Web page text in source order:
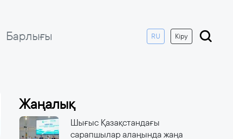
Барлығы RU Кіру
Жаңалық
Шығыс Қазақстандағы
сарапшылар алаңында жаңа